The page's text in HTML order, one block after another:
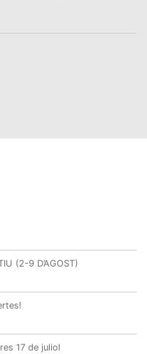
(2-9 D’AGOST)
17 de juliol